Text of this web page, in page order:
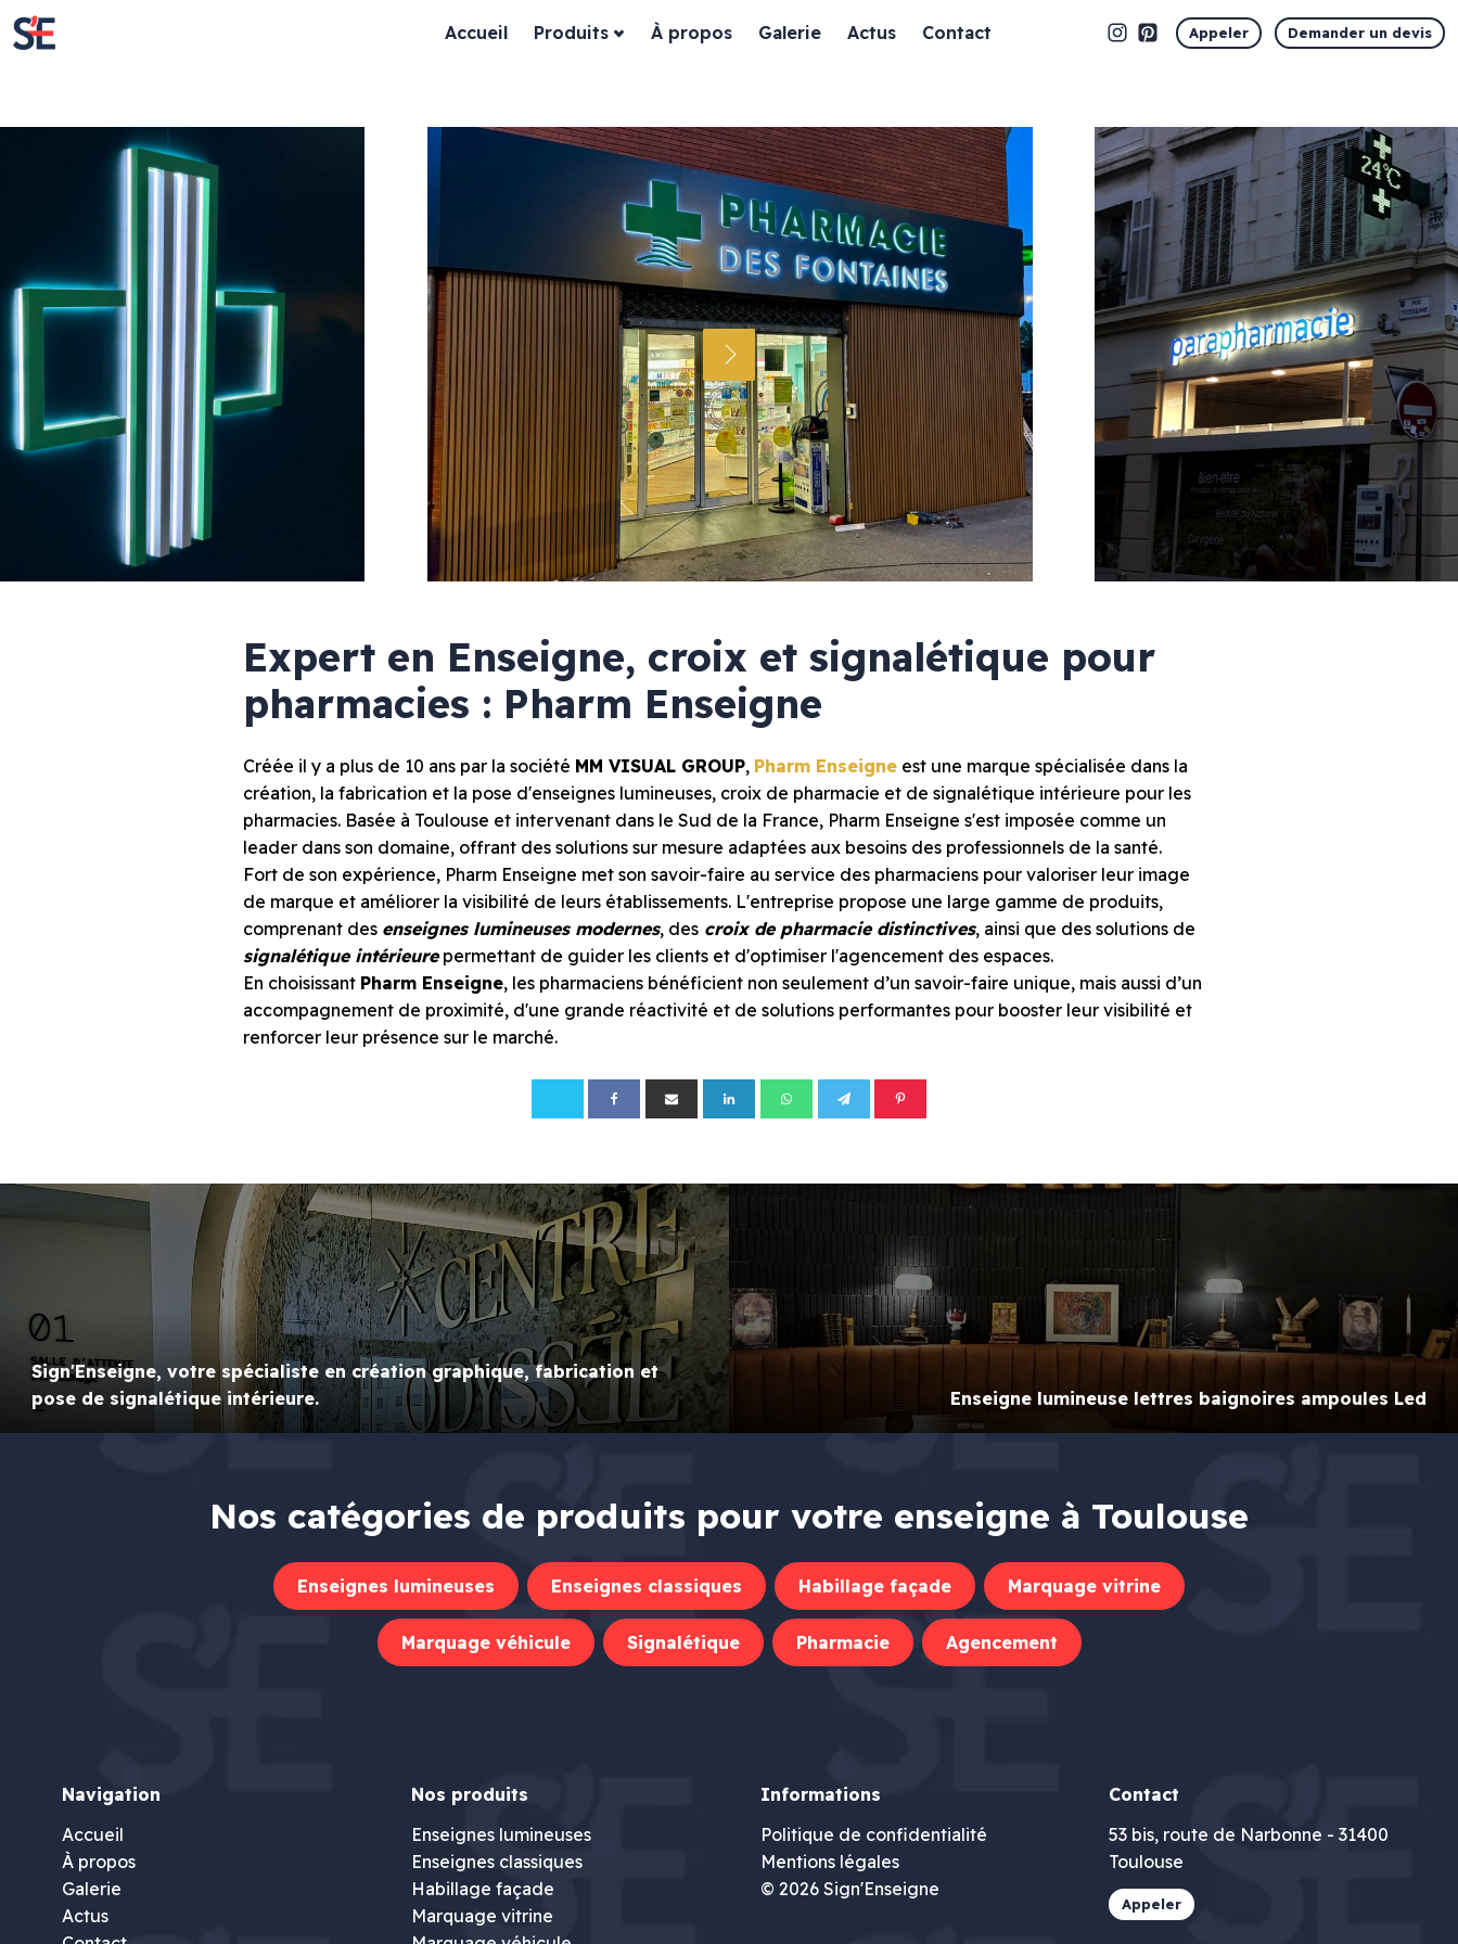
Accueil Produits
Enseignes lumineuses
Enseignes rétro-éclairées
Enseignes lettres bloc LED
Textes évidés
Enseigne lettres découpées & bandeau LED
Mélange de styles
Enseignes classiques
Lettres découpées
Store & lambrequin
Habillage façade
Devanture bois
Devanture dibond
Devanture aluminium
Marquage vitrine
Vitrophanie en découpe
Vitrophanie opaque
Vitrophanie microperforée
Vitrophanie sablé dépoli
Vitrophanie diffusante
Signalétique
Signalétique intérieure
Plaque plexiglas
Plaque gravée
Panneau dibond
Panneau de chantier
Palissade de chantier
Bâche imprimée
Vitrine protection plexiglas
Pharmacie
Croix de pharmacie
Enseignes lumineuses
Signalétique
Agencement
Décoration
Meubles & comptoirs
Stand & salon
À propos Galerie Actus Contact Appeler Demander un devis
Expert en Enseigne, croix et signalétique pour
pharmacies : Pharm Enseigne
Créée il y a plus de 10 ans par la société MM VISUAL GROUP, Pharm Enseigne est une marque spécialisée dans la
création, la fabrication et la pose d'enseignes lumineuses, croix de pharmacie et de signalétique intérieure pour les
pharmacies. Basée à Toulouse et intervenant dans le Sud de la France, Pharm Enseigne s'est imposée comme un
leader dans son domaine, offrant des solutions sur mesure adaptées aux besoins des professionnels de la santé.
Fort de son expérience, Pharm Enseigne met son savoir-faire au service des pharmaciens pour valoriser leur image
de marque et améliorer la visibilité de leurs établissements. L'entreprise propose une large gamme de produits,
comprenant des enseignes lumineuses modernes, des croix de pharmacie distinctives, ainsi que des solutions de
signalétique intérieurepermettant de guider les clients et d'optimiser l'agencement des espaces.
En choisissant Pharm Enseigne, les pharmaciens bénéficient non seulement d’un savoir-faire unique, mais aussi d’un
accompagnement de proximité, d'une grande réactivité et de solutions performantes pour booster leur visibilité et
renforcer leur présence sur le marché.
Sign'Enseigne, votre spécialiste en création graphique, fabrication et
pose de signalétique intérieure.
Enseigne lumineuse lettres baignoires ampoules Led
Nos catégories de produits pour votre enseigne à Toulouse
Enseignes lumineuses Enseignes classiques Habillage façade Marquage vitrine
Marquage véhicule Signalétique Pharmacie Agencement
Navigation
Accueil
À propos
Galerie
Actus
Nos produits
Enseignes lumineuses
Enseignes classiques
Habillage façade
Marquage vitrine
Informations
Politique de confidentialité
Mentions légales
© 2026 Sign'Enseigne
Contact
53 bis, route de Narbonne - 31400
Toulouse
Appeler